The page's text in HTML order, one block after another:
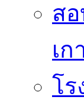
ส
เ
โ